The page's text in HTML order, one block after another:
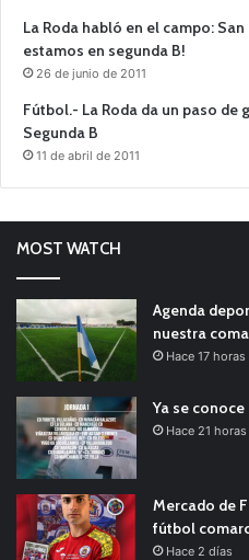
La Roda habló en el campo: San
estamos en segunda B!
26 de junio de 2011
Fútbol.- La Roda da un paso
Segunda B
11 de abril de 2011
MOST WATCH
Agenda
nuestra
Hace 17 horas
Ya se conoce
Hace 21 horas
Mercado de
fútbol
Hace 2 días